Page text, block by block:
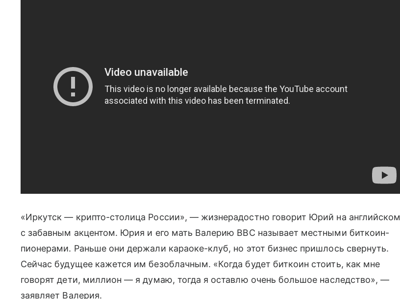
«Иркутск — крипто-столица России», — жизнерадостно говорит Юрий на английском
с забавным акцентом. Юрия и его мать Валерию BBC называет местными биткоин-
пионерами. Раньше они держали караоке-клуб, но этот бизнес пришлось свернуть.
Сейчас будущее кажется им безоблачным. «Когда будет биткоин стоить, как мне
говорят дети, миллион — я думаю, тогда я оставлю очень большое наследство», —
заявляет Валерия.